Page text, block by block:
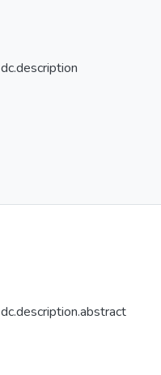
dc.description
dc.description.abstract